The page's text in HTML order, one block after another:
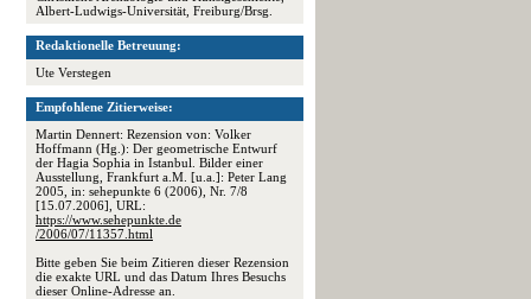
Albert-Ludwigs-Universität, Freiburg/Brsg.
Redaktionelle Betreuung:
Ute Verstegen
Empfohlene Zitierweise:
Martin Dennert: Rezension von: Volker
Hoffmann (Hg.): Der geometrische Entwurf
der Hagia Sophia in Istanbul. Bilder einer
Ausstellung, Frankfurt a.M. [u.a.]: Peter Lang
2005, in: sehepunkte 6 (2006), Nr. 7/8
[15.07.2006], URL:
https://www.sehepunkte.de
/2006/07/11357.html
Bitte geben Sie beim Zitieren dieser Rezension
die exakte URL und das Datum Ihres Besuchs
dieser Online-Adresse an.